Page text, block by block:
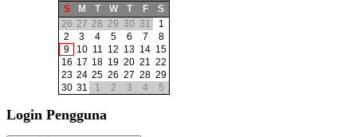
S
M T W T F
S
26 27 28 29 30 31
1
2
3 4 5 6 7
8
9
10 11 12 13 14 15
16 17 18 19 20 21 22
23 24 25 26 27 28 29
30 31 1 2 3 4 5
Login Pengguna